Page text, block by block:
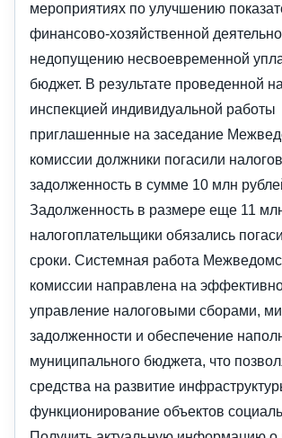
мероприятиях по улучшению
финансово-хозяйственной
недопущению несвоевременной
бюджет. В результате проведенной
инспекцией индивидуальной работы
приглашенные на заседание
комиссии должники погасили
задолженность в сумме 10 млн
Задолженность в размере еще 11
налогоплательщики обязались
сроки. Системная работа
комиссии направлена на
управление налоговыми сборами,
задолженности и обеспечение
муниципального бюджета, что
средства на развитие
функционирование объектов